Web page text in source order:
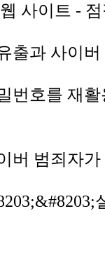
사이트 -
출과 사이
번호를 재
버 범죄자